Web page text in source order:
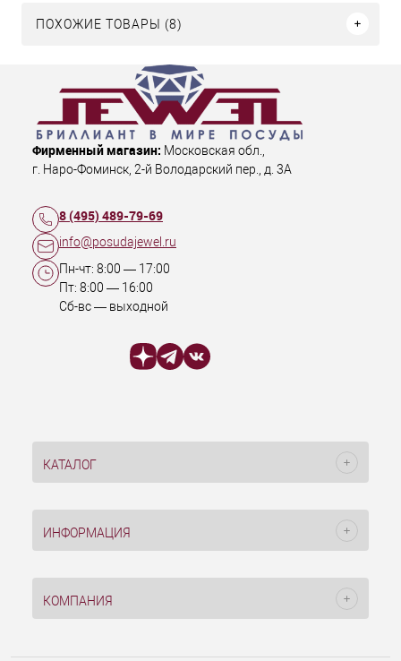
ПОХОЖИЕ ТОВАРЫ (8)
Фирменный магазин: Московская обл.,
г. Наро-Фоминск, 2-й Володарский пер., д. 3А
8 (495) 489-79-69
info@posudajewel.ru
Пн-чт: 8:00 — 17:00
Пт: 8:00 — 16:00
Сб-вс — выходной
КАТАЛОГ
ИНФОРМАЦИЯ
КОМПАНИЯ